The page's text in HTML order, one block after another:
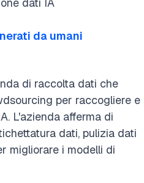
da umani
di raccolta dati che
per raccogliere e
L'azienda afferma di
dati, pulizia dati
migliorare i modelli di